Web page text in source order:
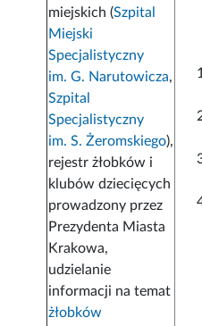
miejskich (Szpital
Miejski
Specjalistyczny
im. G. Narutowicza,
Szpital
Specjalistyczny
im. S. Żeromskiego),
rejestr żłobków i
klubów dziecięcych
prowadzony przez
Prezydenta Miasta
Krakowa,
udzielanie
informacji na temat
żłobków